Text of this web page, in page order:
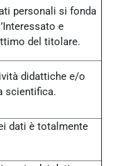
personali si fonda
e
del titolare.
didattiche e/o
scientifica.
dati è totalmente